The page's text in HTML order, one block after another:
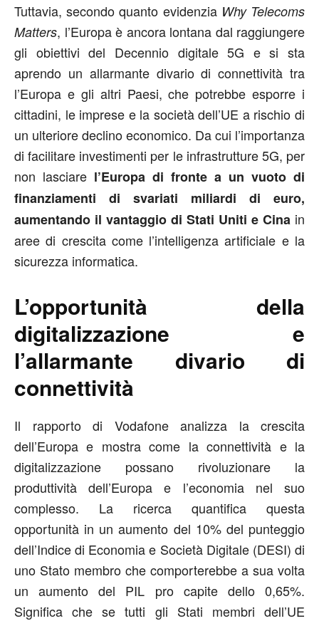
Tuttavia, secondo quanto evidenzia Why Telecoms
Matters, l’Europa è ancora lontana dal raggiungere
gli obiettivi del Decennio digitale 5G e si sta
aprendo un allarmante divario di connettività tra
l’Europa e gli altri Paesi, che potrebbe esporre i
cittadini, le imprese e la società dell’UE a rischio di
un ulteriore declino economico. Da cui l’importanza
di facilitare investimenti per le infrastrutture 5G, per
non lasciare l’Europa di fronte a un vuoto di
finanziamenti di svariati miliardi di euro,
aumentando il vantaggio di Stati Uniti e Cina in
aree di crescita come l’intelligenza artificiale e la
sicurezza informatica.
L’opportunità della
digitalizzazione e
l’allarmante divario di
connettività
Il rapporto di Vodafone analizza la crescita
dell’Europa e mostra come la connettività e la
digitalizzazione possano rivoluzionare la
produttività dell’Europa e l’economia nel suo
complesso. La ricerca quantifica questa
opportunità in un aumento del 10% del punteggio
dell’Indice di Economia e Società Digitale (DESI) di
uno Stato membro che comporterebbe a sua volta
un aumento del PIL pro capite dello 0,65%.
Significa che se tutti gli Stati membri dell’UE